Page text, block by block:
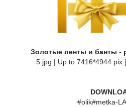
Золотые ленты и банты -
5 jpg | Up to 7416*4944 pix
#olik#metka-